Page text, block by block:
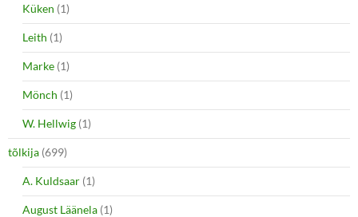
Küken (1)
Leith (1)
Marke (1)
Mönch (1)
W. Hellwig (1)
tõlkija (699)
A. Kuldsaar (1)
August Läänela (1)